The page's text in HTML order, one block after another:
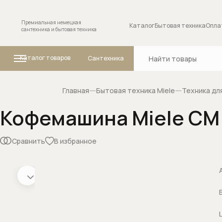
Премиальная немецкая
сантехника и бытовая техника
КаталогБытовая техника
Каталог товаров
Ванны
переключателя
Запорные
Изливы для
Сантехника
Главная Бытовая техника Miele Техника
Кофемашина Miele CM
Сравнить В избранное